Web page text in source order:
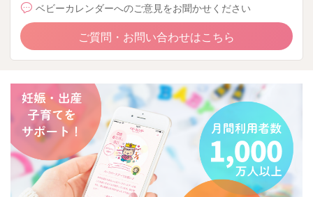
ベビーカレンダーへのご意見をお聞かせください
ご質問・お問い合わせはこちら